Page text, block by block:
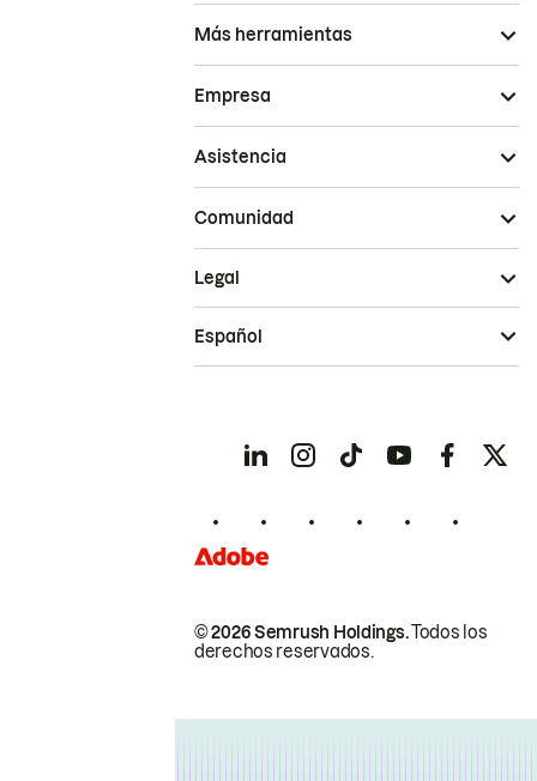
Más herramientas
Empresa
Asistencia
Comunidad
© 2026 Semrush Holdings.Todos los
derechos reservados.
Legal
Español